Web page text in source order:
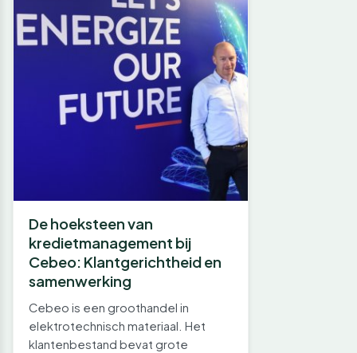
De hoeksteen van
kredietmanagement bij
Cebeo: Klantgerichtheid en
samenwerking
Cebeo is een groothandel in
elektrotechnisch materiaal. Het
klantenbestand bevat grote